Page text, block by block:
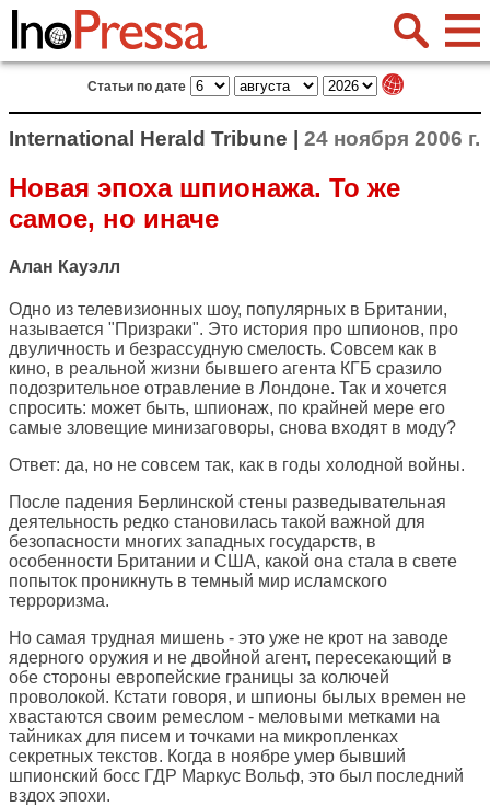
Статьи по дате
International Herald Tribune | 24 ноября 2006 г.
Новая эпоха шпионажа. То же
самое, но иначе
Алан Кауэлл
Одно из телевизионных шоу, популярных в Британии,
называется "Призраки". Это история про шпионов, про
двуличность и безрассудную смелость. Совсем как в
кино, в реальной жизни бывшего агента КГБ сразило
подозрительное отравление в Лондоне. Так и хочется
спросить: может быть, шпионаж, по крайней мере его
самые зловещие минизаговоры, снова входят в моду?
Ответ: да, но не совсем так, как в годы холодной войны.
После падения Берлинской стены разведывательная
деятельность редко становилась такой важной для
безопасности многих западных государств, в
особенности Британии и США, какой она стала в свете
попыток проникнуть в темный мир исламского
терроризма.
Но самая трудная мишень - это уже не крот на заводе
ядерного оружия и не двойной агент, пересекающий в
обе стороны европейские границы за колючей
проволокой. Кстати говоря, и шпионы былых времен не
хвастаются своим ремеслом - меловыми метками на
тайниках для писем и точками на микропленках
секретных текстов. Когда в ноябре умер бывший
шпионский босс ГДР Маркус Вольф, это был последний
вздох эпохи.